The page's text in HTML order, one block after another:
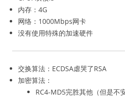
内存：4G
网络：1000Mbps网卡
没有使用特殊的加速硬件
交换算法：ECDSA虐哭了RSA
加密算法：
RC4-MD5完胜其他（但是不